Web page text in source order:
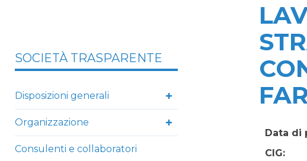
SOCIETÀ TRASPARENTE
Disposizioni generali
Organizzazione
Consulenti e collaboratori
Data di
CIG: